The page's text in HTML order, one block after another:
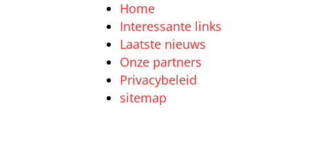
Home
Interessante links
Laatste nieuws
Onze partners
Privacybeleid
sitemap